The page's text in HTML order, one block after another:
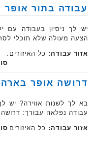
עבודה בתור
יש לך ניסיון בעבודה עם
הצעה מעולה שלא תוכלי
אזור עבודה: כל האיזורים.
דרושה אופר
בא לך לשנות אווירה? יש
עבודה נפלאה עבורך:
אזור עבודה: כל האיזורים